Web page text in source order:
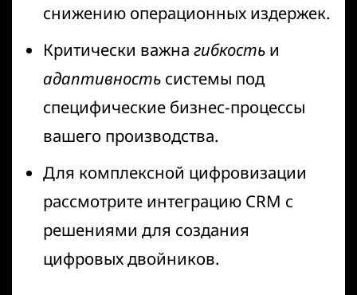
снижению операционных издержек.
Критически важна гибкость и
адаптивность системы под
специфические бизнес-процессы
вашего производства.
Для комплексной цифровизации
рассмотрите интеграцию CRM с
решениями для создания
цифровых двойников.